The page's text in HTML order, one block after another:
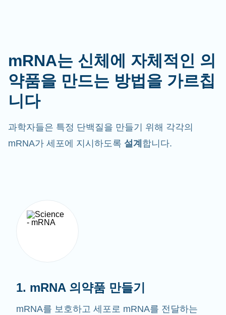
mRNA는 신체에 자체적인 의
약품을 만드는 방법을 가르칩
니다
과학자들은 특정 단백질을 만들기 위해 각각의
mRNA가 세포에 지시하도록 설계 합니다.
1. mRNA 의약품 만들기
mRNA를 보호하고 세포로 mRNA를 전달하는